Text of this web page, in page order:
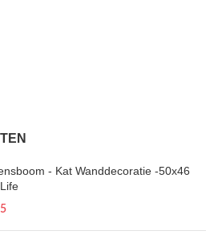
- Kat Wanddecoratie -50x46